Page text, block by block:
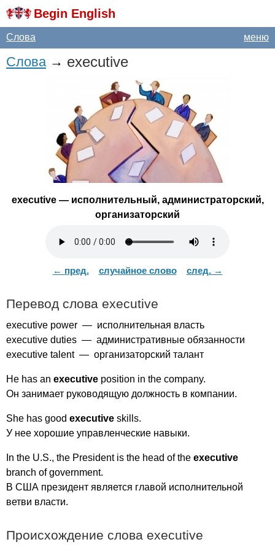
Begin English
меню
Слова
Слова→ executive
executive— исполнительный, администраторский,
организаторский
← пред. случайное слово след. →
Перевод слова executive
executive power — исполнительная власть
executive duties — административные обязанности
executive talent— организаторский талант
He has an executive position in the company.
Он занимает руководящую должность в компании.
She has good executive skills.
У нее хорошие управленческие навыки.
In the U.S., the President is the head of the executive
branch of government.
В США президент является главой исполнительной
ветви власти.
Происхождение слова executive